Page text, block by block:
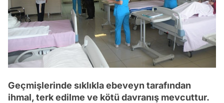
Geçmişlerinde sıklıkla ebeveyn tarafından
ihmal, terk edilme ve kötü davranış mevcuttur.